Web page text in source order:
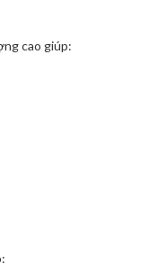
cao giúp: